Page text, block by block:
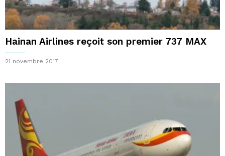
Hainan Airlines reçoit son premier 737 MAX
21 novembre 2017